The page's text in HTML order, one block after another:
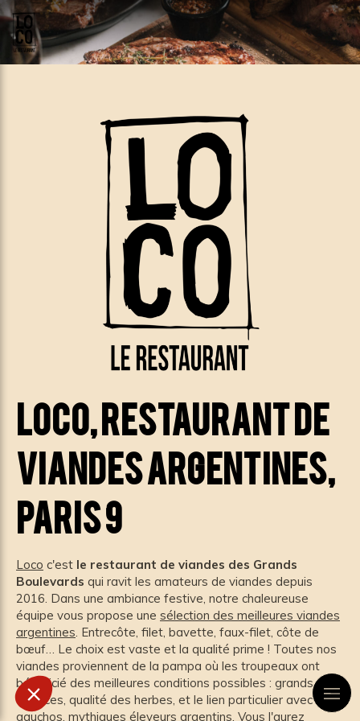
LOCO, restaurant de
viandes argentines,
Paris 9
Loco c'est le restaurant de viandes des Grands
Boulevards qui ravit les amateurs de viandes depuis
2016. Dans une ambiance festive, notre chaleureuse
équipe vous propose une sélection des meilleures viandes
argentines . Entrecôte, filet, bavette, faux-filet, côte de
bœuf… Le choix est vaste et la qualité prime ! Toutes nos
viandes proviennent de la pampa où les troupeaux ont
bénéficié des meilleures conditions possibles : grands
espaces, qualité des herbes, et le lien particulier avec les
gauchos, mythiques éleveurs argentins. Vous l'aurez